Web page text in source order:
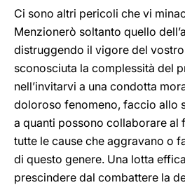
Ci sono altri pericoli che vi
Menzionerò soltanto quello
distruggendo il vigore del
sconosciuta la complessità del
nell’invitarvi a una condotta
doloroso fenomeno, faccio allo
a quanti possono collaborare al
tutte le cause che aggravano o
di questo genere. Una lotta
prescindere dal combattere la